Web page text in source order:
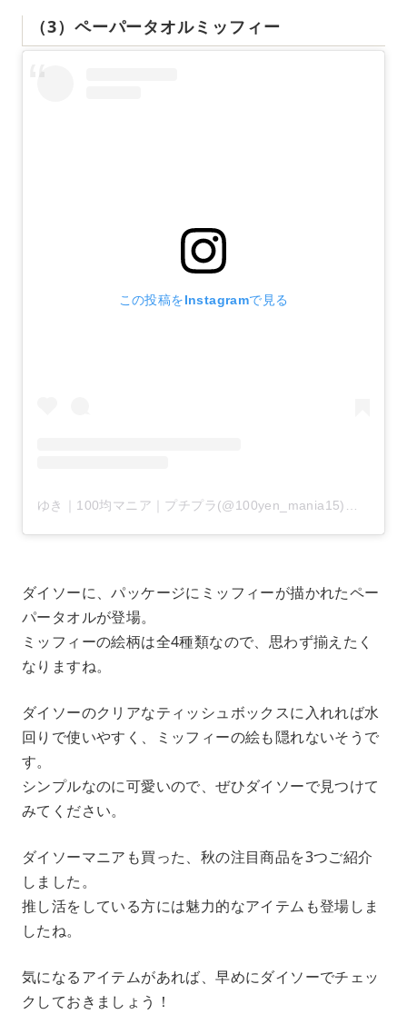
（3）ペーパータオルミッフィー
この投稿をInstagramで見る
ダイソーに、パッケージにミッフィーが描かれたペー
パータオルが登場。
ミッフィーの絵柄は全4種類なので、思わず揃えたく
なりますね。
ダイソーのクリアなティッシュボックスに入れれば水
回りで使いやすく、ミッフィーの絵も隠れないそうで
す。
シンプルなのに可愛いので、ぜひダイソーで見つけて
みてください。
ダイソーマニアも買った、秋の注目商品を3つご紹介
しました。
推し活をしている方には魅力的なアイテムも登場しま
したね。
気になるアイテムがあれば、早めにダイソーでチェッ
クしておきましょう！